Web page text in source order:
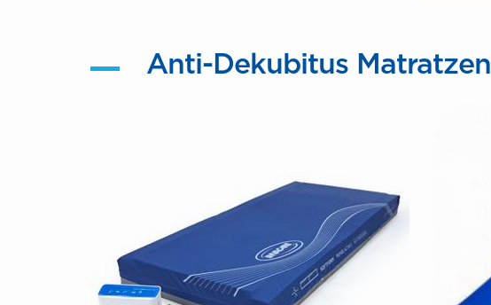
Anti-Dekubitus Matratzen